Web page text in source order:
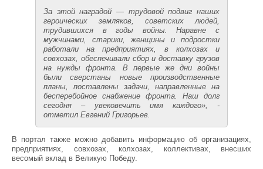
За этой наградой — трудовой подвиг наших
героических земляков, советских людей,
трудившихся в годы войны. Наравне с
мужчинами, старики, женщины и подростки
работали на предприятиях, в колхозах и
совхозах, обеспечивали сбор и доставку грузов
на нужды фронта. В первые же дни войны
были сверстаны новые производственные
планы, поставлены задачи, направленные на
бесперебойное снабжение фронта. Наш долг
сегодня – увековечить имя каждого», -
отметил Евгений Григорьев.
В портал также можно добавить информацию об организациях,
предприятиях, совхозах, колхозах, коллективах, внесших
весомый вклад в Великую Победу.